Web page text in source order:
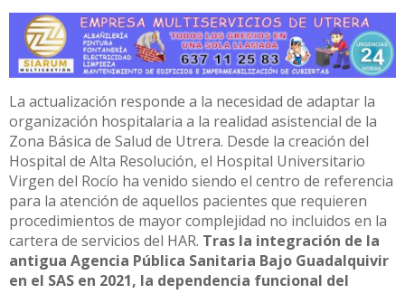
La actualización responde a la necesidad de adaptar la
organización hospitalaria a la realidad asistencial de la
Zona Básica de Salud de Utrera. Desde la creación del
Hospital de Alta Resolución, el Hospital Universitario
Virgen del Rocío ha venido siendo el centro de referencia
para la atención de aquellos pacientes que requieren
procedimientos de mayor complejidad no incluidos en la
cartera de servicios del HAR. Tras la integración de la
antigua Agencia Pública Sanitaria Bajo Guadalquivir
en el SAS en 2021, la dependencia funcional del